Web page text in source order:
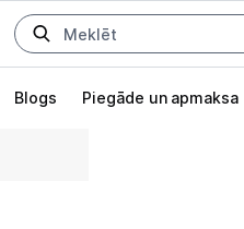
Uz galveno saturu
Blogs Piegāde un apmaksa